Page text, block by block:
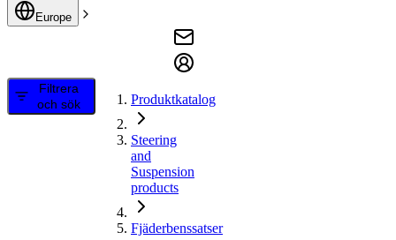
Europe
Filtrera
och sök
Produktkatalog
Steering
and
Suspension
products
Fjäderbenssatser